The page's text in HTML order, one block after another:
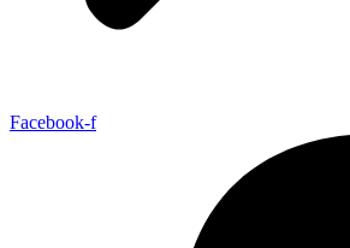
Facebook-f